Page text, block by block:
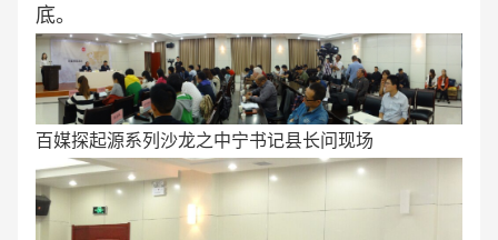
底。
百媒探起源系列沙龙之中宁书记县长问现场